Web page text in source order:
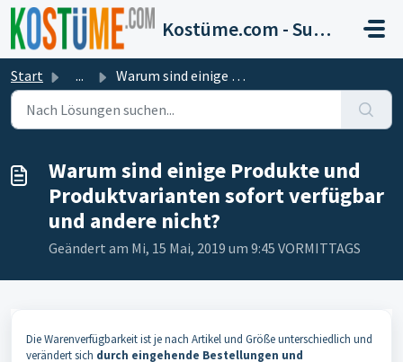
Zum hauptsächlichen Inhalt gehen
Kostüme.com - Support
Start ... Warum sind einige Produkte und Produktvarianten sofort ve...
Warum sind einige Produkte und
Produktvarianten sofort verfügbar
und andere nicht?
Geändert am Mi, 15 Mai, 2019 um 9:45 VORMITTAGS
Die Warenverfügbarkeit ist je nach Artikel und Größe unterschiedlich und
verändert sich durch eingehende Bestellungen und